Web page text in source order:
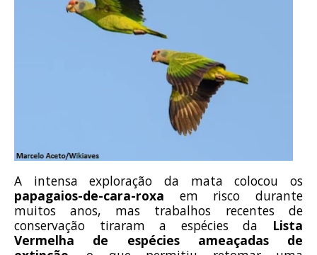
A intensa exploração da mata colocou os
papagaios-de-cara-roxa em risco durante
muitos anos, mas trabalhos recentes de
conservação tiraram a espécies da Lista
Vermelha de espécies ameaçadas de